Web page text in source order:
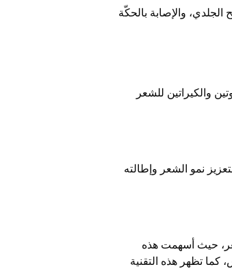
والإصابة بالحكّة
والكيراتين للشعر
نمو الشعر وإطالته
حيث أسهمت هذه
كما تظهر هذه التقنية